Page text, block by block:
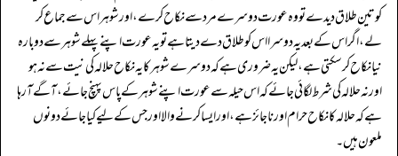
کو تین طلاق دیدے تو وہ عورت دوسرے مرد سے نکاح کرے،اور شوہر اس سے جماع کر
لے، اگر اس کے بعد یہ دوسرا اس کو طلاق دے دیتا ہے تو یہ عورت اپنے پہلے شوہر سے دوبارہ
نیا نکاح کر سکتی ہے، لیکن یہ ضروری ہے کہ دوسرے شوہر کا یہ نکاح حلالہ کی نیت سے نہ ہو
اور نہ حلالہ کی شرط لگائی جائے کہ اس حیلہ سے عورت اپنے شوہر کے پاس پہنچ جائے، آگے آ رہا
ہے کہ حلالہ کا نکاح حرام اور ناجائز ہے، اور ایسا کرنے والا اور جس کے لیے کیا جائے دونوں
ملعون ہیں۔